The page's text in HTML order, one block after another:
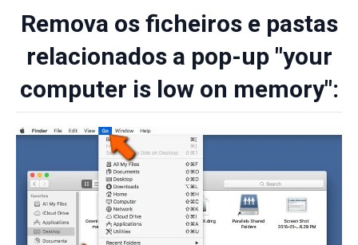
Remova os ficheiros e pastas
relacionados a pop-up "your
computer is low on memory":